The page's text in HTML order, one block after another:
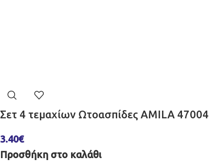
Σετ 4 τεμαχίων Ωτοασπίδες AMILA 47004
3.40€
Προσθήκη στο καλάθι